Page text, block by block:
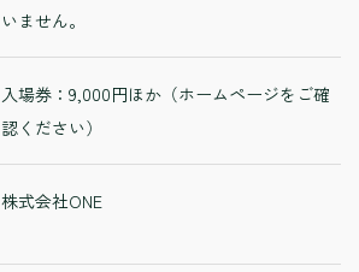
いません。
入場券：9,000円ほか（ホームページをご確
認ください）
株式会社ONE